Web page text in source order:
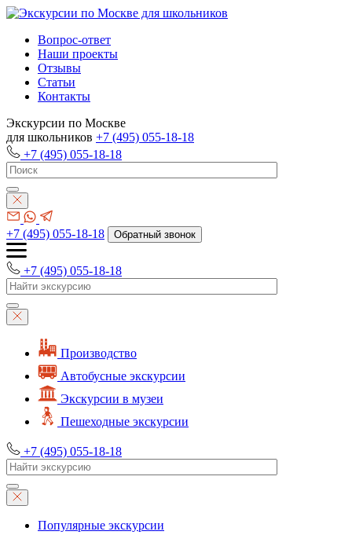
Вопрос-ответ
Наши проекты
Отзывы
Статьи
Контакты
Экскурсии по Москве
для школьников +7 (495) 055-18-18
+7 (495) 055-18-18
+7 (495) 055-18-18 Обратный звонок
+7 (495) 055-18-18
Производство
Автобусные экскурсии
Экскурсии в музеи
Пешеходные экскурсии
+7 (495) 055-18-18
Популярные экскурсии